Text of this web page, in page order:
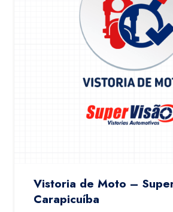
Vistoria de Moto –
Carapicuíba